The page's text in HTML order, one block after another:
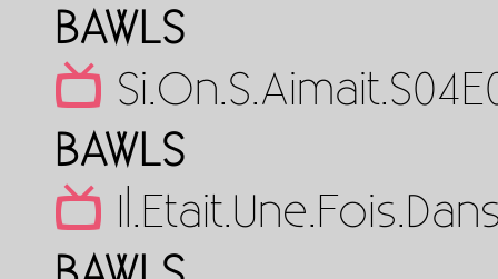
BAWLS
BAWLS